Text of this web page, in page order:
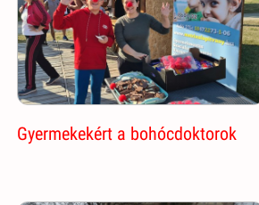
Gyermekekért a bohócdoktorok